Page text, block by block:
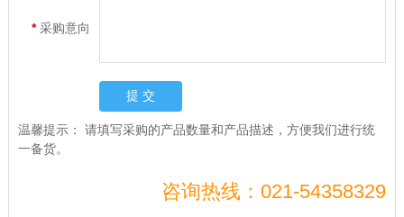
*采购意向
温馨提示： 请填写采购的产品数量和产品描述，方便我们进行统
一备货。
咨询热线：021-54358329